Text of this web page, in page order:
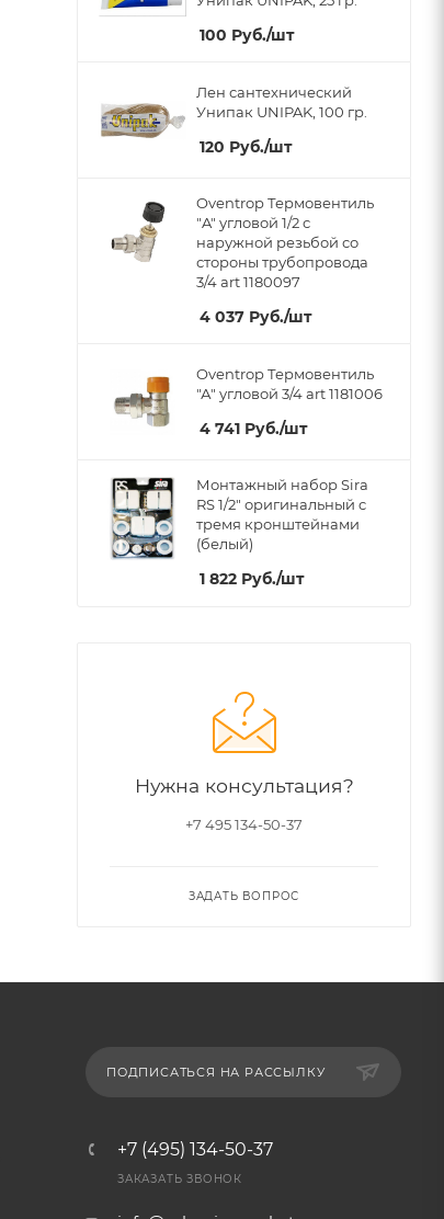
100 Руб./шт
Лен сантехнический
Унипак UNIPAK, 100 гр.
120 Руб./шт
Oventrop Термовентиль
"A" угловой 1/2 с
наружной резьбой со
стороны трубопровода
3/4 art 1180097
4 037 Руб./шт
Oventrop Термовентиль
"А" угловой 3/4 art 1181006
4 741 Руб./шт
Монтажный набор Sira
RS 1/2" оригинальный c
тремя кронштейнами
(белый)
1 822 Руб./шт
Нужна консультация?
+7 495 134-50-37
ЗАДАТЬ ВОПРОС
ПОДПИСАТЬСЯ НА РАССЫЛКУ
+7 (495) 134-50-37
ЗАКАЗАТЬ ЗВОНОК